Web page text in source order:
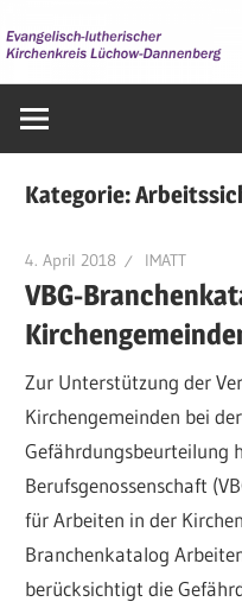
Inhalt
springen
im
Kategorie:
4. April 2018 IMATT
VBG-
Zur Unterstützung der
Kirchengemeinden bei
Gefährdungsbeurteilung
Berufsgenossenschaft
für Arbeiten in der
Branchenkatalog
berücksichtigt die